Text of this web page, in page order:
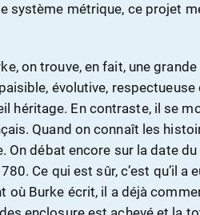
système métrique, ce projet
on trouve, en fait, une grande
évolutive, respectueuse
héritage. En contraste, il se
Quand on connaît les
On débat encore sur la date
Ce qui est sûr, c’est qu’il a
où Burke écrit, il a déjà